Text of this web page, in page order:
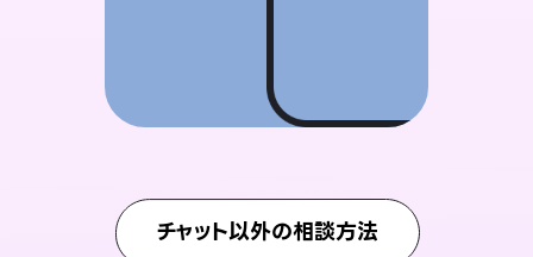
チャット以外の相談方法